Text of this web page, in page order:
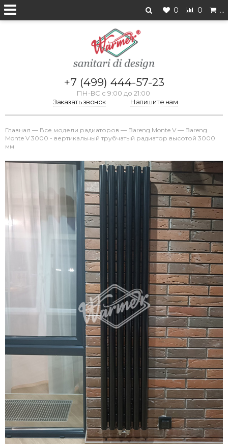
0 0 …
+7 (499) 444-57-23
ПН-ВС с 9:00 до 21:00
Заказать звонок
Напишите нам
Главная — Все модели радиаторов — Bareng Monte V — Bareng
Monte V 3000 - вертикальный трубчатый радиатор высотой 3000
мм